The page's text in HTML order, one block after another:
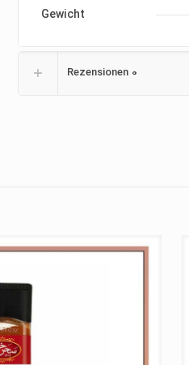
Gewicht
Rezensionen 0